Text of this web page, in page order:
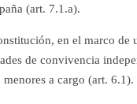
(art. 7.1.a).
en el marco de
de convivencia
menores a cargo (art. 6.1).